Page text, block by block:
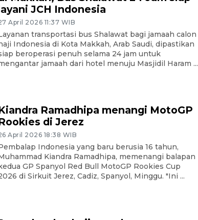
JCH Indonesia
April 2026 11:37 WIB
transportasi bus Shalawat bagi jamaah calon
Indonesia di Kota Makkah, Arab Saudi, dipastikan
beroperasi penuh selama 24 jam untuk
jamaah dari hotel menuju Masjidil Haram ...
Ramadhipa menangi MotoGP
di Jerez
April 2026 18:38 WIB
Indonesia yang baru berusia 16 tahun,
Kiandra Ramadhipa, memenangi balapan
GP Spanyol Red Bull MotoGP Rookies Cup
di Sirkuit Jerez, Cadiz, Spanyol, Minggu. "Ini ...